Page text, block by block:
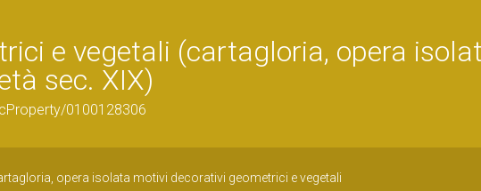
e vegetali (cartagloria, opera
sec. XIX)
0100128306
opera isolata motivi decorativi geometrici e vegetali